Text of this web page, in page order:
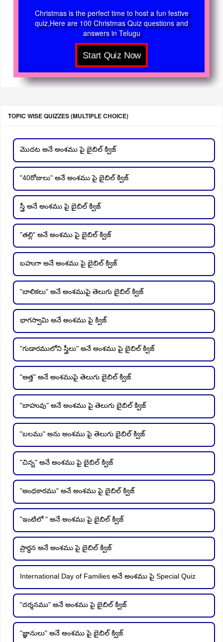
Christmas is the perfect time to host a fun festive
quiz,Here are 100 Christmas Quiz questions and
answers in Telugu
TOPIC WISE QUIZZES (MULTIPLE CHOICE)
మొదట అనే అంశము పై బైబిల్ క్విజ్
"40రోజులు" అనే అంశము పై బైబిల్ క్విజ్
స్త్రీ అనే అంశము పై బైబిల్ క్విజ్
"తల్లి" అనే అంశము పై బైబిల్ క్విజ్
బహుగా అనే అంశము పై బైబిల్ క్విజ్
"బాలికలు" అనే అంశముపై తెలుగు బైబిల్ క్విజ్
భాగస్వామి అనే అంశము పై క్విజ్
"గుడారములోని స్త్రీలు" అనే అంశము పై బైబిల్ క్విజ్
"అత్త" అనే అంశముపై తెలుగు బైబిల్ క్విజ్
"బాహువు" అనే అంశము పై తెలుగు బైబిల్ క్విజ్
"బలము" అను అంశము పై తెలుగు బైబిల్ క్విజ్
"చిన్న" అనే అంశము పై బైబిల్ క్విజ్
"అంధకారము" అనే అంశము పై బైబిల్ క్విజ్
"ఇంటిలో " అనే అంశము పై బైబిల్ క్విజ్
ప్రార్ధన అనే అంశము పై బైబిల్ క్విజ్
International Day of Families అనే అంశము పై Special Quiz
"దర్శనము" అనే అంశము పై బైబిల్ క్విజ్
"జ్ఞానులు" అనే అంశము పై బైబిల్ క్విజ్